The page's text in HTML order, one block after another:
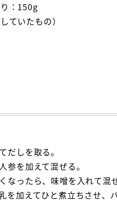
：150g
ていたもの）
しを取る。
を加えて混ぜる。
たら、味噌を入れて混
えてひと煮立ちさせ、バ